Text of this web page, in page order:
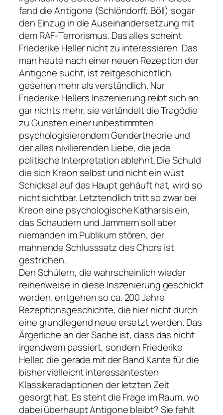
fand die Antigone (Schlöndorff, Böll) sogar
den Einzug in die Auseinandersetzung mit
dem RAF-Terrorismus. Das alles scheint
Friederike Heller nicht zu interessieren. Das
man heute nach einer neuen Rezeption der
Antigone sucht, ist zeitgeschichtlich
gesehen mehr als verständlich. Nur
Friederike Hellers Inszenierung reibt sich an
gar nichts mehr, sie vertändelt die Tragödie
zu Gunsten einer unbestimmten
psychologisierendem Gendertheorie und
der alles nivilierenden Liebe, die jede
politische Interpretation ablehnt. Die Schuld
die sich Kreon selbst und nicht ein wüst
Schicksal auf das Haupt gehäuft hat, wird so
nicht sichtbar. Letztendlich tritt so zwar bei
Kreon eine psychologische Katharsis ein,
das Schaudern und Jammern soll aber
niemanden im Publikum stören, der
mahnende Schlusssatz des Chors ist
gestrichen.
Den Schülern, die wahrscheinlich wieder
reihenweise in diese Inszenierung geschickt
werden, entgehen so ca. 200 Jahre
Rezeptionsgeschichte, die hier nicht durch
eine grundlegend neue ersetzt werden. Das
Ärgerliche an der Sache ist, dass das nicht
irgendwem passiert, sondern Friederike
Heller, die gerade mit der Band Kante für die
bisher vielleicht interessantesten
Klassikeradaptionen der letzten Zeit
gesorgt hat. Es steht die Frage im Raum, wo
dabei überhaupt Antigone bleibt? Sie fehlt